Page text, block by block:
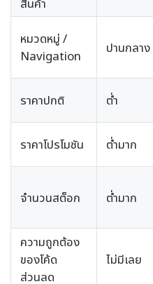
สินค้า
หมวดหมู่ /
Navigation
ปานกลาง
ราคาปกติ ต่ำ
ราคาโปรโมชัน ต่ำมาก
จำนวนสต็อก ต่ำมาก
ความถูกต้อง
ของโค้ด
ส่วนลด
ไม่มีเลย